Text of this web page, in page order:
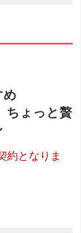
ょっと贅
約となりま